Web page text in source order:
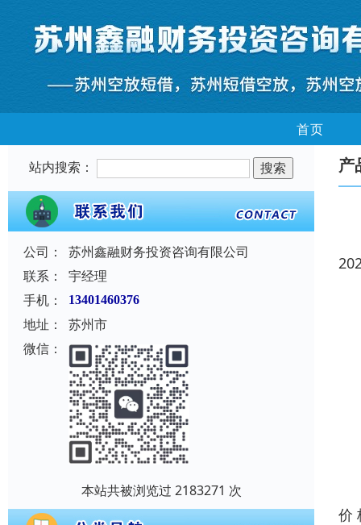
首页
站内搜索：
公司：
苏州鑫融财务投资咨询有限公司
联系：
宇经理
手机：
13401460376
地址：
苏州市
微信：
本站共被浏览过 2183271 次
产
价